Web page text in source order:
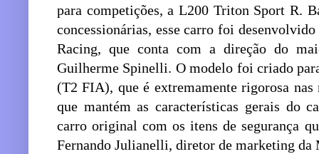
para competições, a L200 Triton Sport R.
concessionárias, esse carro foi
Racing, que conta com a direção do
Guilherme Spinelli. O modelo foi criado
(T2 FIA), que é extremamente rigorosa
que mantém as características gerais do
carro original com os itens de segurança
Fernando Julianelli, diretor de marketing